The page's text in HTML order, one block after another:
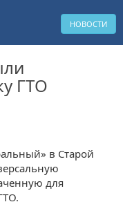
НОВОСТИ
ГТО
в Старой
для